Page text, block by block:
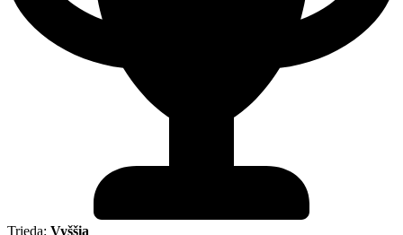
Trieda: Vyššia